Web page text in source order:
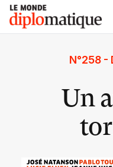
Skip
content
Le monde diplomatique
N°258 -
Un